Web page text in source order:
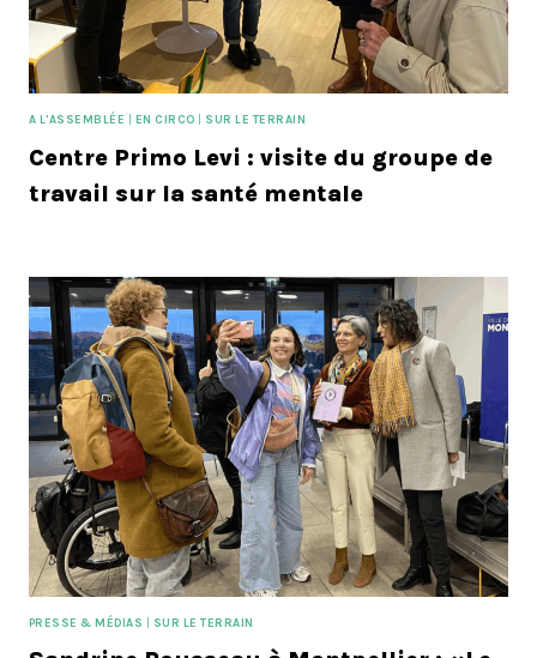
A L'ASSEMBLÉE EN CIRCO SUR LE TERRAIN
Centre Primo Levi : visite du groupe de
travail sur la santé mentale
PRESSE & MÉDIAS SUR LE TERRAIN